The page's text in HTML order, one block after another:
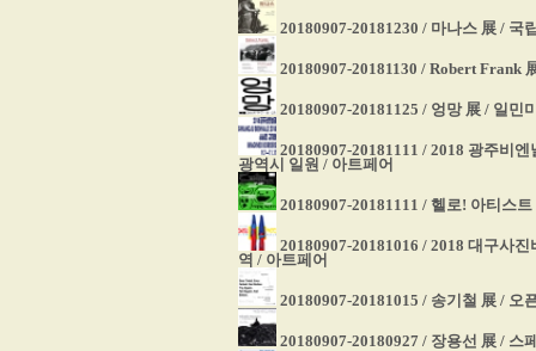
20180907-20181230 / 마나스 展 / 국
20180907-20181130 / Robert Frank
20180907-20181125 / 엉망 展 / 일민
20180907-20181111 / 2018 광주비
광역시 일원 / 아트페어
20180907-20181111 / 헬로! 아티스
20180907-20181016 / 2018 대구사
역 / 아트페어
20180907-20181015 / 송기철 展 / 오
20180907-20180927 / 장용선 展 / 스